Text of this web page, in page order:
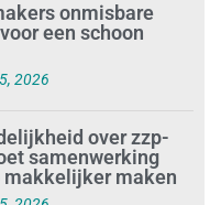
onmisbare
een schoon
2026
over zzp-
samenwerking
makkelijker maken